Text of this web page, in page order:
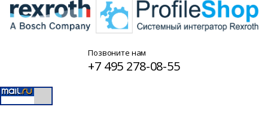
Позвоните нам
+7 495 278-08-55